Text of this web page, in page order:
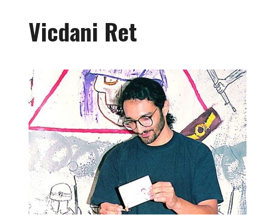
Vicdani Ret